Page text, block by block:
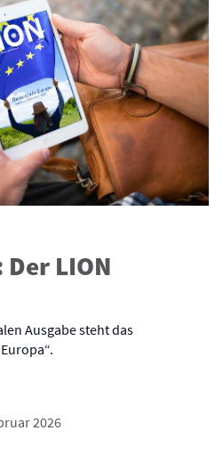
LION
Ausgabe steht das
2026